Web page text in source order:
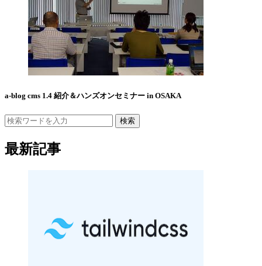
a-blog cms 1.4 紹介＆ハンズオンセミナー in OSAKA
検索
最新記事